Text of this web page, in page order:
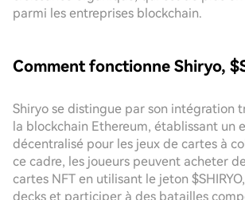
parmi les entreprises blockchain.
Comment fonctionne Shiryo,
Shiryo se distingue par son intégration
la blockchain Ethereum, établissant un
décentralisé pour les jeux de cartes à
ce cadre, les joueurs peuvent acheter
cartes NFT en utilisant le jeton
decks et participer à des batailles